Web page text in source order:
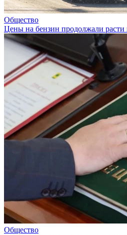
Общество
Цены на бензин продолжали расти
Общество